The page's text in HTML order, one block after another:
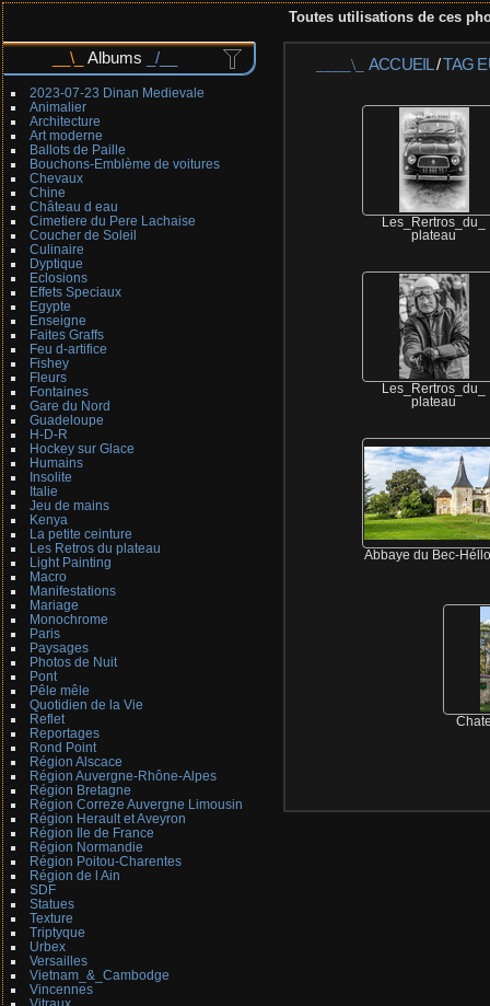
Toutes utilisations de ces
Albums
2023-07-23 Dinan Medievale
Animalier
Architecture
Art moderne
Ballots de Paille
Bouchons-Emblème de voitures
Chevaux
Chine
Château d eau
Cimetiere du Pere Lachaise
Coucher de Soleil
Culinaire
Dyptique
Eclosions
Effets Speciaux
Egypte
Enseigne
Faites Graffs
Feu d-artifice
Fishey
Fleurs
Fontaines
Gare du Nord
Guadeloupe
H-D-R
Hockey sur Glace
Humains
Insolite
Italie
Jeu de mains
Kenya
La petite ceinture
Les Retros du plateau
Light Painting
Macro
Manifestations
Mariage
Monochrome
Paris
Paysages
Photos de Nuit
Pont
Pêle mêle
Quotidien de la Vie
Reflet
Reportages
Rond Point
Région Alscace
Région Auvergne-Rhône-Alpes
Région Bretagne
Région Correze Auvergne Limousin
Région Herault et Aveyron
Région Ile de France
Région Normandie
Région Poitou-Charentes
Région de l Ain
SDF
Statues
Texture
Triptyque
Urbex
Versailles
Vietnam_&_Cambodge
Vincennes
ACCUEIL/TAG
Les_Rertros_du_
plateau
Les_Rertros_du_
plateau
Abbaye du Bec-